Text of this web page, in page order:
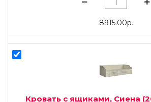
8915.00р.
Кровать с ящиками, Сиена